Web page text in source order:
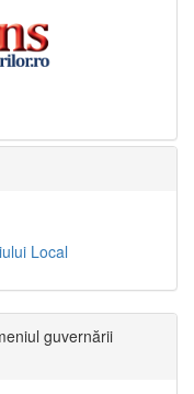
Local
guvernării